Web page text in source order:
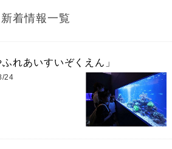
新着情報一覧
ふれあいすいぞくえん」
24